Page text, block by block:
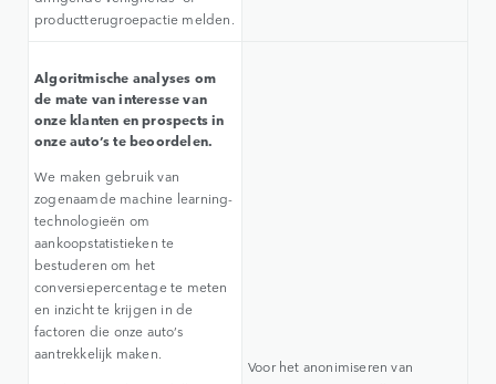
productterugroepactie melden.
Algoritmische analyses om
de mate van interesse van
onze klanten en prospects in
onze auto’s te beoordelen.
We maken gebruik van
zogenaamde machine learning-
technologieën om
aankoopstatistieken te
bestuderen om het
conversiepercentage te meten
en inzicht te krijgen in de
factoren die onze auto’s
aantrekkelijk maken.
Voor het anonimiseren van